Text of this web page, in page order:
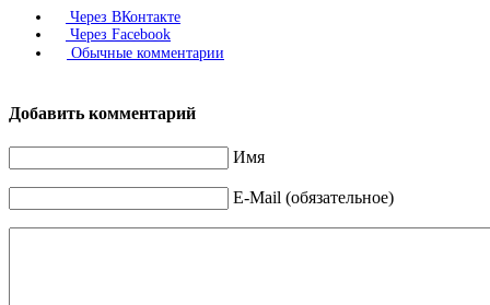
Через ВКонтакте
Через Facebook
Обычные комментарии
Добавить комментарий
Имя
E-Mail (обязательное)